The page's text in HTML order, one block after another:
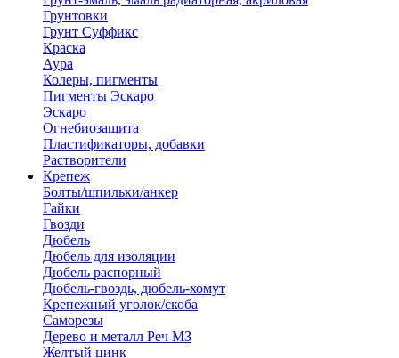
Грунтовки
Грунт Суффикс
Краска
Аура
Колеры, пигменты
Пигменты Эскаро
Эскаро
Огнебиозащита
Пластификаторы, добавки
Растворители
Крепеж
Болты/шпильки/анкер
Гайки
Гвозди
Дюбель
Дюбель для изоляции
Дюбель распорный
Дюбель-гвоздь, дюбель-хомут
Крепежный уголок/скоба
Саморезы
Дерево и металл Реч МЗ
Желтый цинк